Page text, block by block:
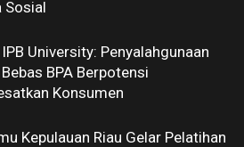
Sosial
University: Penyalahgunaan
BPA Berpotensi
Konsumen
Kepulauan Riau Gelar Pelatihan